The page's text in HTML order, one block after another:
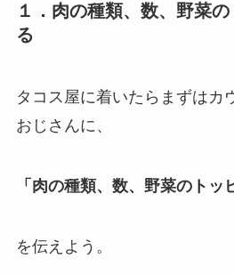
１．肉の種類、数、野菜
る
タコス屋に着いたらまずはカ
おじさんに、
「肉の種類、数、野菜のトッ
を伝えよう。